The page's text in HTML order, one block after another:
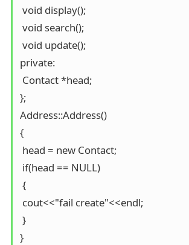
void display();
void search();
void update();
private:
Contact *head;
};
Address::Address()
{
head = new Contact;
if(head == NULL)
{
cout<<"fail create"<<endl;
}
}